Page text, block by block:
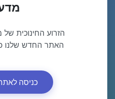
הזרוע החינוכית של
האתר החדש שלנו
כניסה